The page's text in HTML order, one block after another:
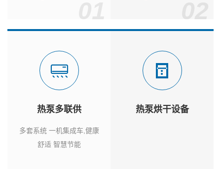
热泵多联供
多套系统 一机集成车,健康
舒适 智慧节能
热泵烘干设备